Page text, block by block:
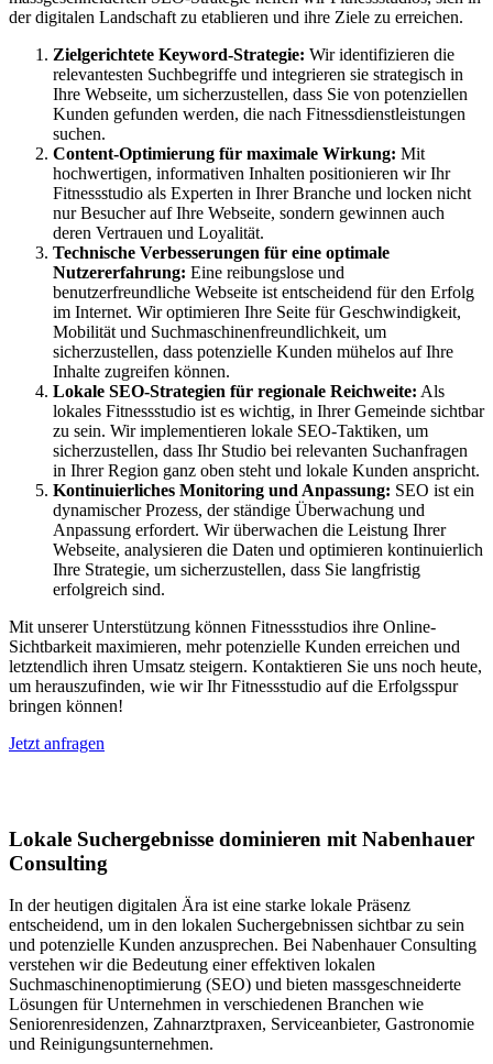
der digitalen Landschaft zu etablieren und ihre Ziele zu erreichen.
Zielgerichtete Keyword-Strategie: Wir identifizieren die
relevantesten Suchbegriffe und integrieren sie strategisch in
Ihre Webseite, um sicherzustellen, dass Sie von potenziellen
Kunden gefunden werden, die nach Fitnessdienstleistungen
suchen.
Content-Optimierung für maximale Wirkung: Mit
hochwertigen, informativen Inhalten positionieren wir Ihr
Fitnessstudio als Experten in Ihrer Branche und locken nicht
nur Besucher auf Ihre Webseite, sondern gewinnen auch
deren Vertrauen und Loyalität.
Technische Verbesserungen für eine optimale
Nutzererfahrung: Eine reibungslose und
benutzerfreundliche Webseite ist entscheidend für den Erfolg
im Internet. Wir optimieren Ihre Seite für Geschwindigkeit,
Mobilität und Suchmaschinenfreundlichkeit, um
sicherzustellen, dass potenzielle Kunden mühelos auf Ihre
Inhalte zugreifen können.
Lokale SEO-Strategien für regionale Reichweite: Als
lokales Fitnessstudio ist es wichtig, in Ihrer Gemeinde sichtbar
zu sein. Wir implementieren lokale SEO-Taktiken, um
sicherzustellen, dass Ihr Studio bei relevanten Suchanfragen
in Ihrer Region ganz oben steht und lokale Kunden anspricht.
Kontinuierliches Monitoring und Anpassung: SEO ist ein
dynamischer Prozess, der ständige Überwachung und
Anpassung erfordert. Wir überwachen die Leistung Ihrer
Webseite, analysieren die Daten und optimieren kontinuierlich
Ihre Strategie, um sicherzustellen, dass Sie langfristig
erfolgreich sind.
Mit unserer Unterstützung können Fitnessstudios ihre Online-
Sichtbarkeit maximieren, mehr potenzielle Kunden erreichen und
letztendlich ihren Umsatz steigern. Kontaktieren Sie uns noch heute,
um herauszufinden, wie wir Ihr Fitnessstudio auf die Erfolgsspur
bringen können!
Jetzt anfragen
Lokale Suchergebnisse dominieren mit Nabenhauer
Consulting
In der heutigen digitalen Ära ist eine starke lokale Präsenz
entscheidend, um in den lokalen Suchergebnissen sichtbar zu sein
und potenzielle Kunden anzusprechen. Bei Nabenhauer Consulting
verstehen wir die Bedeutung einer effektiven lokalen
Suchmaschinenoptimierung (SEO) und bieten massgeschneiderte
Lösungen für Unternehmen in verschiedenen Branchen wie
Seniorenresidenzen, Zahnarztpraxen, Serviceanbieter, Gastronomie
und Reinigungsunternehmen.